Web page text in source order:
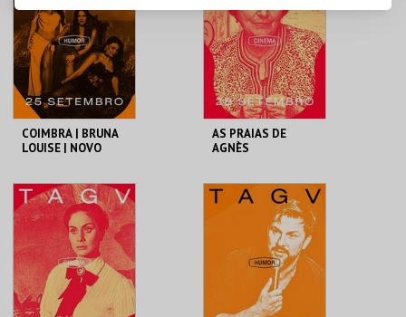
MAIS INFO
COMPRAR
MAIS INFO
COMPRAR
COIMBRA | BRUNA
LOUISE | NOVO
TAGV
MAIS INFO
COMPRAR
AS PRAIAS DE
AGNÈS
TAGV
MAIS INFO
COMPRAR